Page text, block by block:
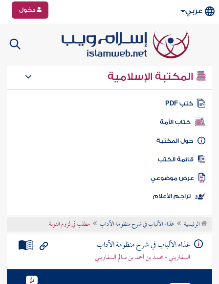
عربي دخول
المكتبة الإسلامية
كتب PDF
كتاب الأمة
المكتبة
الكتب
موضوعي
تراجم الأعلام
الرئيسية غذاء الألباب في شرح منظومة الآداب مطلب في لزوم التوبة
غذاء الألباب في شرح منظومة الآداب
السفاريني - محمد بن أحمد بن سالم السفاريني